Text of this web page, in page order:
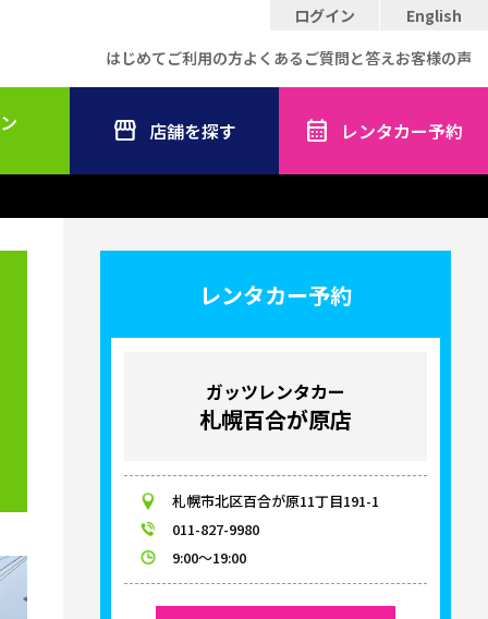
ログイン
English
はじめてご利用の方よくあるご質問と答えお客様の声
店舗を探す レンタカー予約
レンタカー予約
ガッツレンタカー
札幌百合が原店
札幌市北区百合が原11丁目191-1
011-827-9980
9:00～19:00